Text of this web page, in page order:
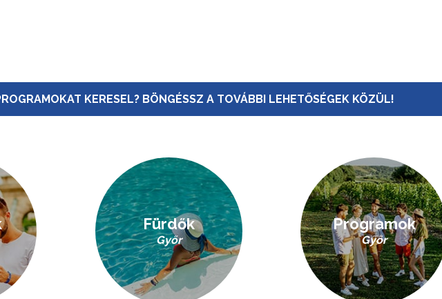
KERESEL? BÖNGÉSSZ A TOVÁBBI LEHETŐSÉGEK KÖZÜL!
Fürdők
Győr
Programok
Győr